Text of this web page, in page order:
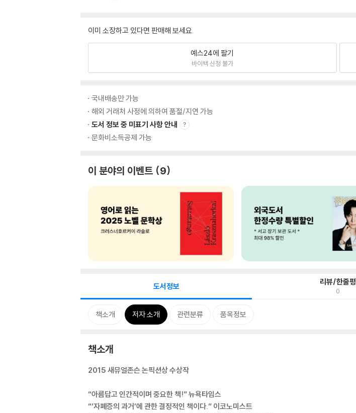
이미 소장하고 있다면 판매해 보세요.
예스24에 팔기
바이백 신청 불가
국내배송만 가능
해외 거래처 사정에 의하여 품절/지연 가능
도서 정보 중 미표기 사항 안내
문화비소득공제 가능
이 분야의 이벤트 9
도서정보 리뷰/한줄평
0
책소개 저자 소개 관련분류 품목정보
책소개
2015 새뮤얼존슨 논픽션상 수상작
“아름답고 인간적이며 중요한 책!” 뉴욕타임스
“‘자폐증의 과거’에 관한 결정적인 책이다.” 이코노미스트